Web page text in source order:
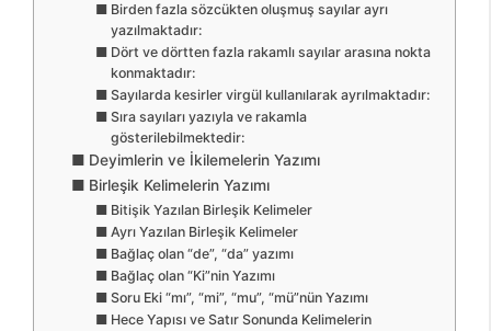
Birden fazla sözcükten oluşmuş sayılar ayrı
yazılmaktadır:
Dört ve dörtten fazla rakamlı sayılar arasına nokta
konmaktadır:
Sayılarda kesirler virgül kullanılarak ayrılmaktadır:
Sıra sayıları yazıyla ve rakamla
gösterilebilmektedir:
Deyimlerin ve İkilemelerin Yazımı
Birleşik Kelimelerin Yazımı
Bitişik Yazılan Birleşik Kelimeler
Ayrı Yazılan Birleşik Kelimeler
Bağlaç olan “de”, “da” yazımı
Bağlaç olan “Ki”nin Yazımı
Soru Eki “mı”, “mi”, “mu”, “mü”nün Yazımı
Hece Yapısı ve Satır Sonunda Kelimelerin